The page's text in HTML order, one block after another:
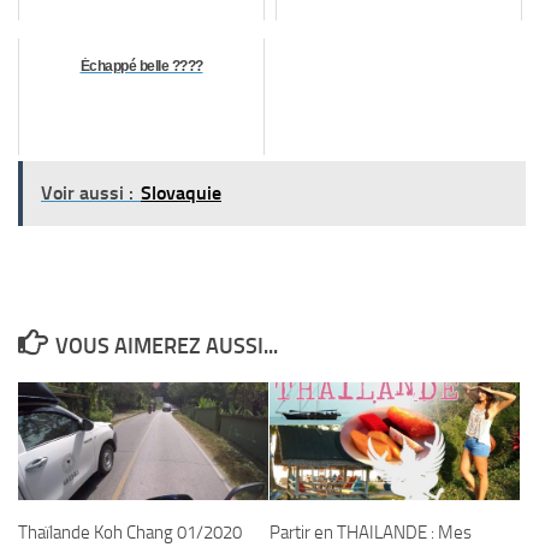
Échappé belle ????
Voir aussi : Slovaquie
VOUS AIMEREZ AUSSI...
Thaïlande Koh Chang 01/2020
Partir en THAILANDE : Mes